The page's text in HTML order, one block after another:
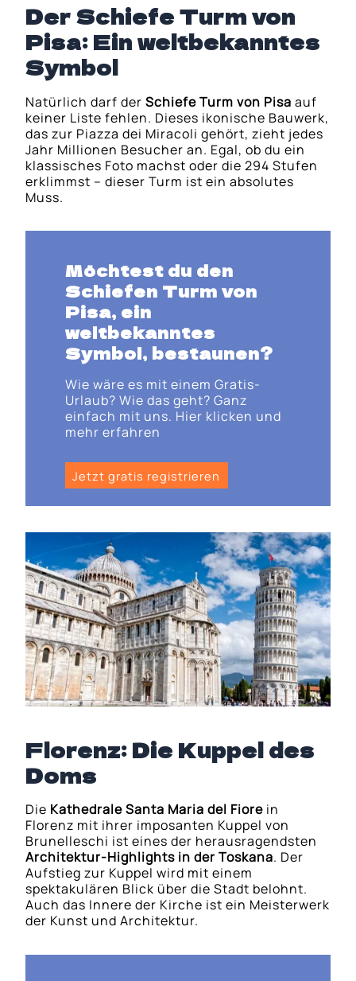
Der Schiefe Turm von
Pisa: Ein weltbekanntes
Symbol
Natürlich darf derSchiefe Turm von Pisa auf
keiner Liste fehlen. Dieses ikonische Bauwerk,
das zur Piazza dei Miracoli gehört, zieht jedes
Jahr Millionen Besucher an. Egal, ob du ein
klassisches Foto machst oder die 294 Stufen
erklimmst – dieser Turm ist ein absolutes
Muss.
Möchtest du den
Schiefen Turm von
Pisa, ein
weltbekanntes
Symbol, bestaunen?
Wie wäre es mit einem Gratis-
Urlaub? Wie das geht? Ganz
einfach mit uns. Hier klicken und
mehr erfahren
Jetzt gratis registrieren
Florenz: Die Kuppel des
Doms
Die Kathedrale Santa Maria del Fiore in
Florenz mit ihrer imposanten Kuppel von
Brunelleschi ist eines der herausragendsten
Architektur-Highlights in der Toskana. Der
Aufstieg zur Kuppel wird mit einem
spektakulären Blick über die Stadt belohnt.
Auch das Innere der Kirche ist ein Meisterwerk
der Kunst und Architektur.